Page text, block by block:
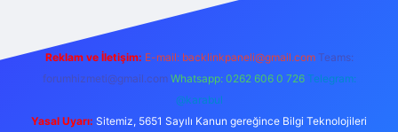
Reklam ve İletişim: E-mail: backlinkpaneli@gmail.com Teams:
forumhizmeti@gmail.com Whatsapp: 0262 606 0 726 Telegram:
@karabul
Yasal Uyarı: Sitemiz, 5651 Sayılı Kanun gereğince Bilgi Teknolojileri